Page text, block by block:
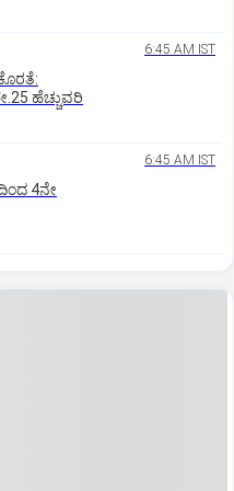
6:45 AM IST
ಹೆಚ್ಚುವರಿ
6:45 AM IST
4ನೇ